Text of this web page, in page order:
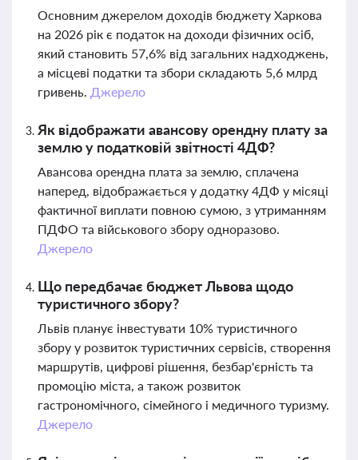
Основним джерелом доходів бюджету Харкова
на 2026 рік є податок на доходи фізичних осіб,
який становить 57,6% від загальних надходжень,
а місцеві податки та збори складають 5,6 млрд
гривень. Джерело
Як відображати авансову орендну плату за
землю у податковій звітності 4ДФ?
Авансова орендна плата за землю, сплачена
наперед, відображається у додатку 4ДФ у місяці
фактичної виплати повною сумою, з утриманням
ПДФО та військового збору одноразово.
Джерело
Що передбачає бюджет Львова щодо
туристичного збору?
Львів планує інвестувати 10% туристичного
збору у розвиток туристичних сервісів, створення
маршрутів, цифрові рішення, безбар'єрність та
промоцію міста, а також розвиток
гастрономічного, сімейного і медичного туризму.
Джерело